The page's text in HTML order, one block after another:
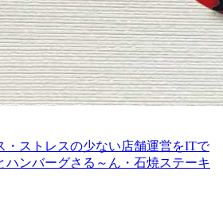
・ストレスの少ない店舗運営をITで
ハンバーグさる～ん・石焼ステーキ